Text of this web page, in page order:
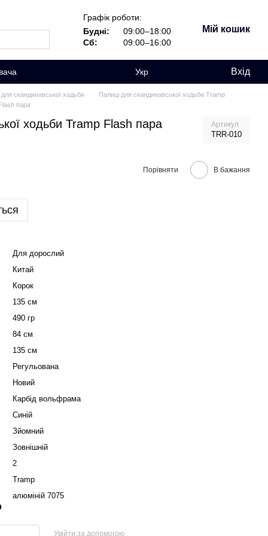
Графік роботи:
Будні:
09:00–18:00
Сб:
09:00–16:00
Мій кошик
Укр Вхід
для скандинавської ходьби
Палиці для скандинавської ходьби Tramp
пара
ходьби Tramp Flash пара Артикул
TRR-010
Порівняти В бажання
Для дорослий
Китай
Корок
135 см
490 гр
84 см
135 см
Регульована
Новий
Карбід вольфрама
Синій
Зйомний
Зовнішній
2
Tramp
алюміній 7075
Увійти за допомогою